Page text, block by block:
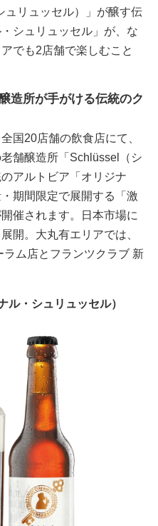
ュリュッセル）」が醸す伝
シュリュッセル」が、な
でも2店舗で楽しむこと
造所が手がける伝統のク
国20店舗の飲食店にて、
舗醸造所「Schlüssel（シ
アルトビア「オリジナ
期間限定で展開する「激
催されます。日本市場に
開。大丸有エリアでは、
ム店とフランツクラブ 新
・シュリュッセル）